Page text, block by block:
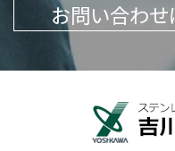
お問い合わ